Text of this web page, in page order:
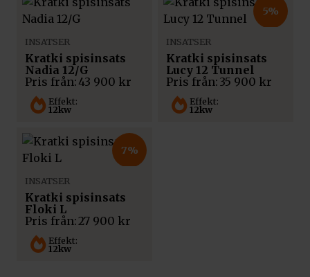
Effekt:
12kw
INSATSER
Kratki spisinsats
Nadia 12/G
Pris från: 43 900 kr
5%
Effekt:
12kw
INSATSER
Kratki spisinsats
Lucy 12 Tunnel
Pris från: 35 900 kr
7%
Effekt:
12kw
INSATSER
Kratki spisinsats
Floki L
Pris från:27 900 kr